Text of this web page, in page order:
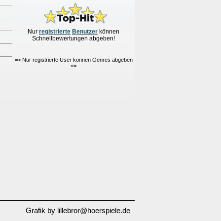
Nur registrierte Benutzer können
Schnellbewertungen abgeben!
=> Nur registrierte User können Genres abgeben
<=
Grafik by lillebror@hoerspiele.de